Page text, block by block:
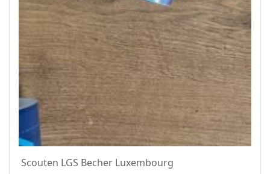
Scouten LGS Becher Luxembourg